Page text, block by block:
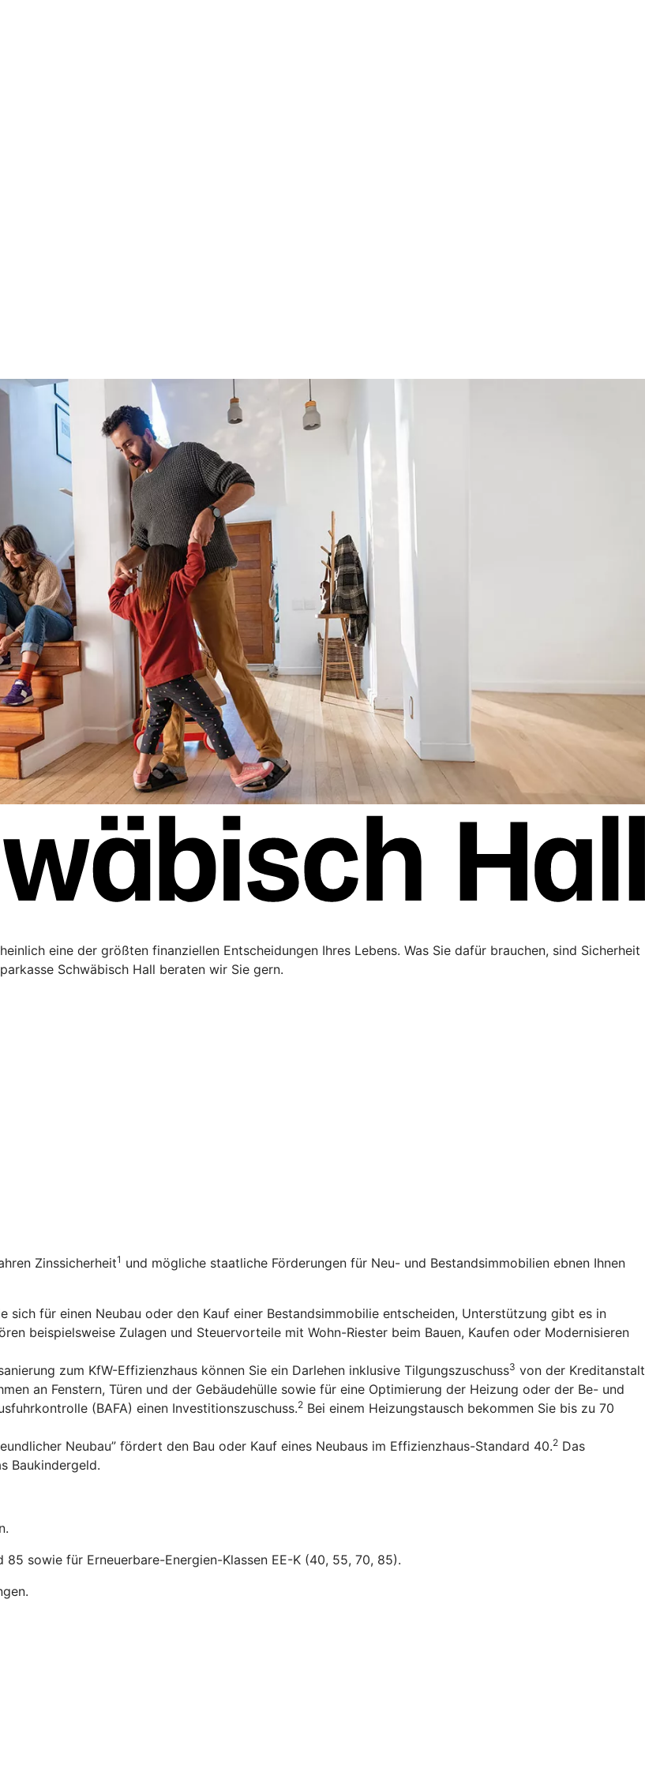
eine der größten finanziellen Entscheidungen Ihres Lebens. Was Sie dafür brauchen, sind Sicherheit
Schwäbisch Hall beraten wir Sie gern.
Zinssicherheit1 und mögliche staatliche Förderungen für Neu- und Bestandsimmobilien ebnen Ihnen
sich für einen Neubau oder den Kauf einer Bestandsimmobilie entscheiden, Unterstützung gibt es in
beispielsweise Zulagen und Steuervorteile mit Wohn-Riester beim Bauen, Kaufen oder Modernisieren
zum KfW-Effizienzhaus können Sie ein Darlehen inklusive Tilgungszuschuss3 von der Kreditanstalt
an Fenstern, Türen und der Gebäudehülle sowie für eine Optimierung der Heizung oder der Be- und
(BAFA) einen Investitionszuschuss.2 Bei einem Heizungstausch bekommen Sie bis zu 70
Neubau” fördert den Bau oder Kauf eines Neubaus im Effizienzhaus-Standard 40.2 Das
Baukindergeld.
sowie für Erneuerbare-Energien-Klassen EE-K (40, 55, 70, 85).